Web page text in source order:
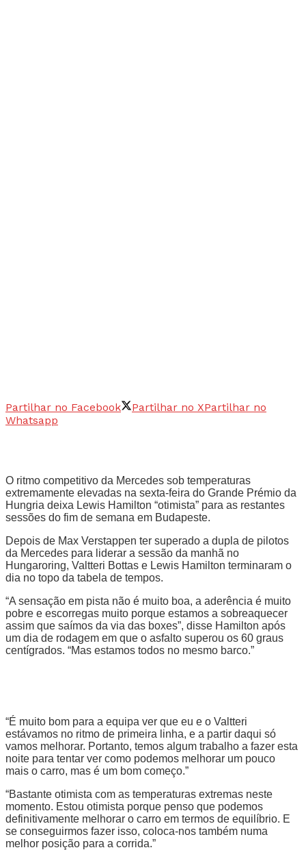
Partilhar no Facebook Partilhar no XPartilhar no
Whatsapp
O ritmo competitivo da Mercedes sob temperaturas
extremamente elevadas na sexta-feira do Grande Prémio da
Hungria deixa Lewis Hamilton “otimista” para as restantes
sessões do fim de semana em Budapeste.
Depois de Max Verstappen ter superado a dupla de pilotos
da Mercedes para liderar a sessão da manhã no
Hungaroring, Valtteri Bottas e Lewis Hamilton terminaram o
dia no topo da tabela de tempos.
“A sensação em pista não é muito boa, a aderência é muito
pobre e escorregas muito porque estamos a sobreaquecer
assim que saímos da via das boxes”, disse Hamilton após
um dia de rodagem em que o asfalto superou os 60 graus
centígrados. “Mas estamos todos no mesmo barco.”
“É muito bom para a equipa ver que eu e o Valtteri
estávamos no ritmo de primeira linha, e a partir daqui só
vamos melhorar. Portanto, temos algum trabalho a fazer esta
noite para tentar ver como podemos melhorar um pouco
mais o carro, mas é um bom começo.”
“Bastante otimista com as temperaturas extremas neste
momento. Estou otimista porque penso que podemos
definitivamente melhorar o carro em termos de equilíbrio. E
se conseguirmos fazer isso, coloca-nos também numa
melhor posição para a corrida.”